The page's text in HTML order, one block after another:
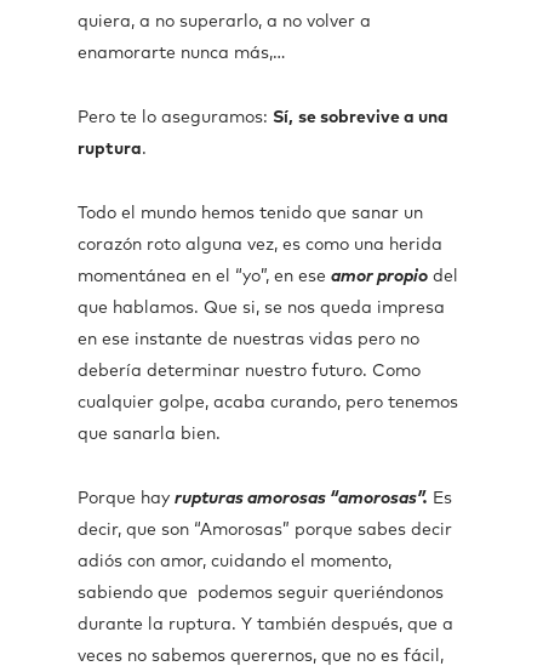
quiera, a no superarlo, a no volver a
enamorarte nunca más,…
Pero te lo aseguramos: Sí, se sobrevive a una
ruptura.
Todo el mundo hemos tenido que sanar un
corazón roto alguna vez, es como una herida
momentánea en el “yo”, en ese amor propio del
que hablamos. Que si, se nos queda impresa
en ese instante de nuestras vidas pero no
debería determinar nuestro futuro. Como
cualquier golpe, acaba curando, pero tenemos
que sanarla bien.
Porque hay rupturas amorosas “amorosas”. Es
decir, que son “Amorosas” porque sabes decir
adiós con amor, cuidando el momento,
sabiendo que podemos seguir queriéndonos
durante la ruptura. Y también después, que a
veces no sabemos querernos, que no es fácil,